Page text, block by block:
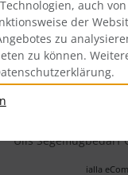
Ülis Segelflugbedarf
ialla
auch von
der
zu
zu können.